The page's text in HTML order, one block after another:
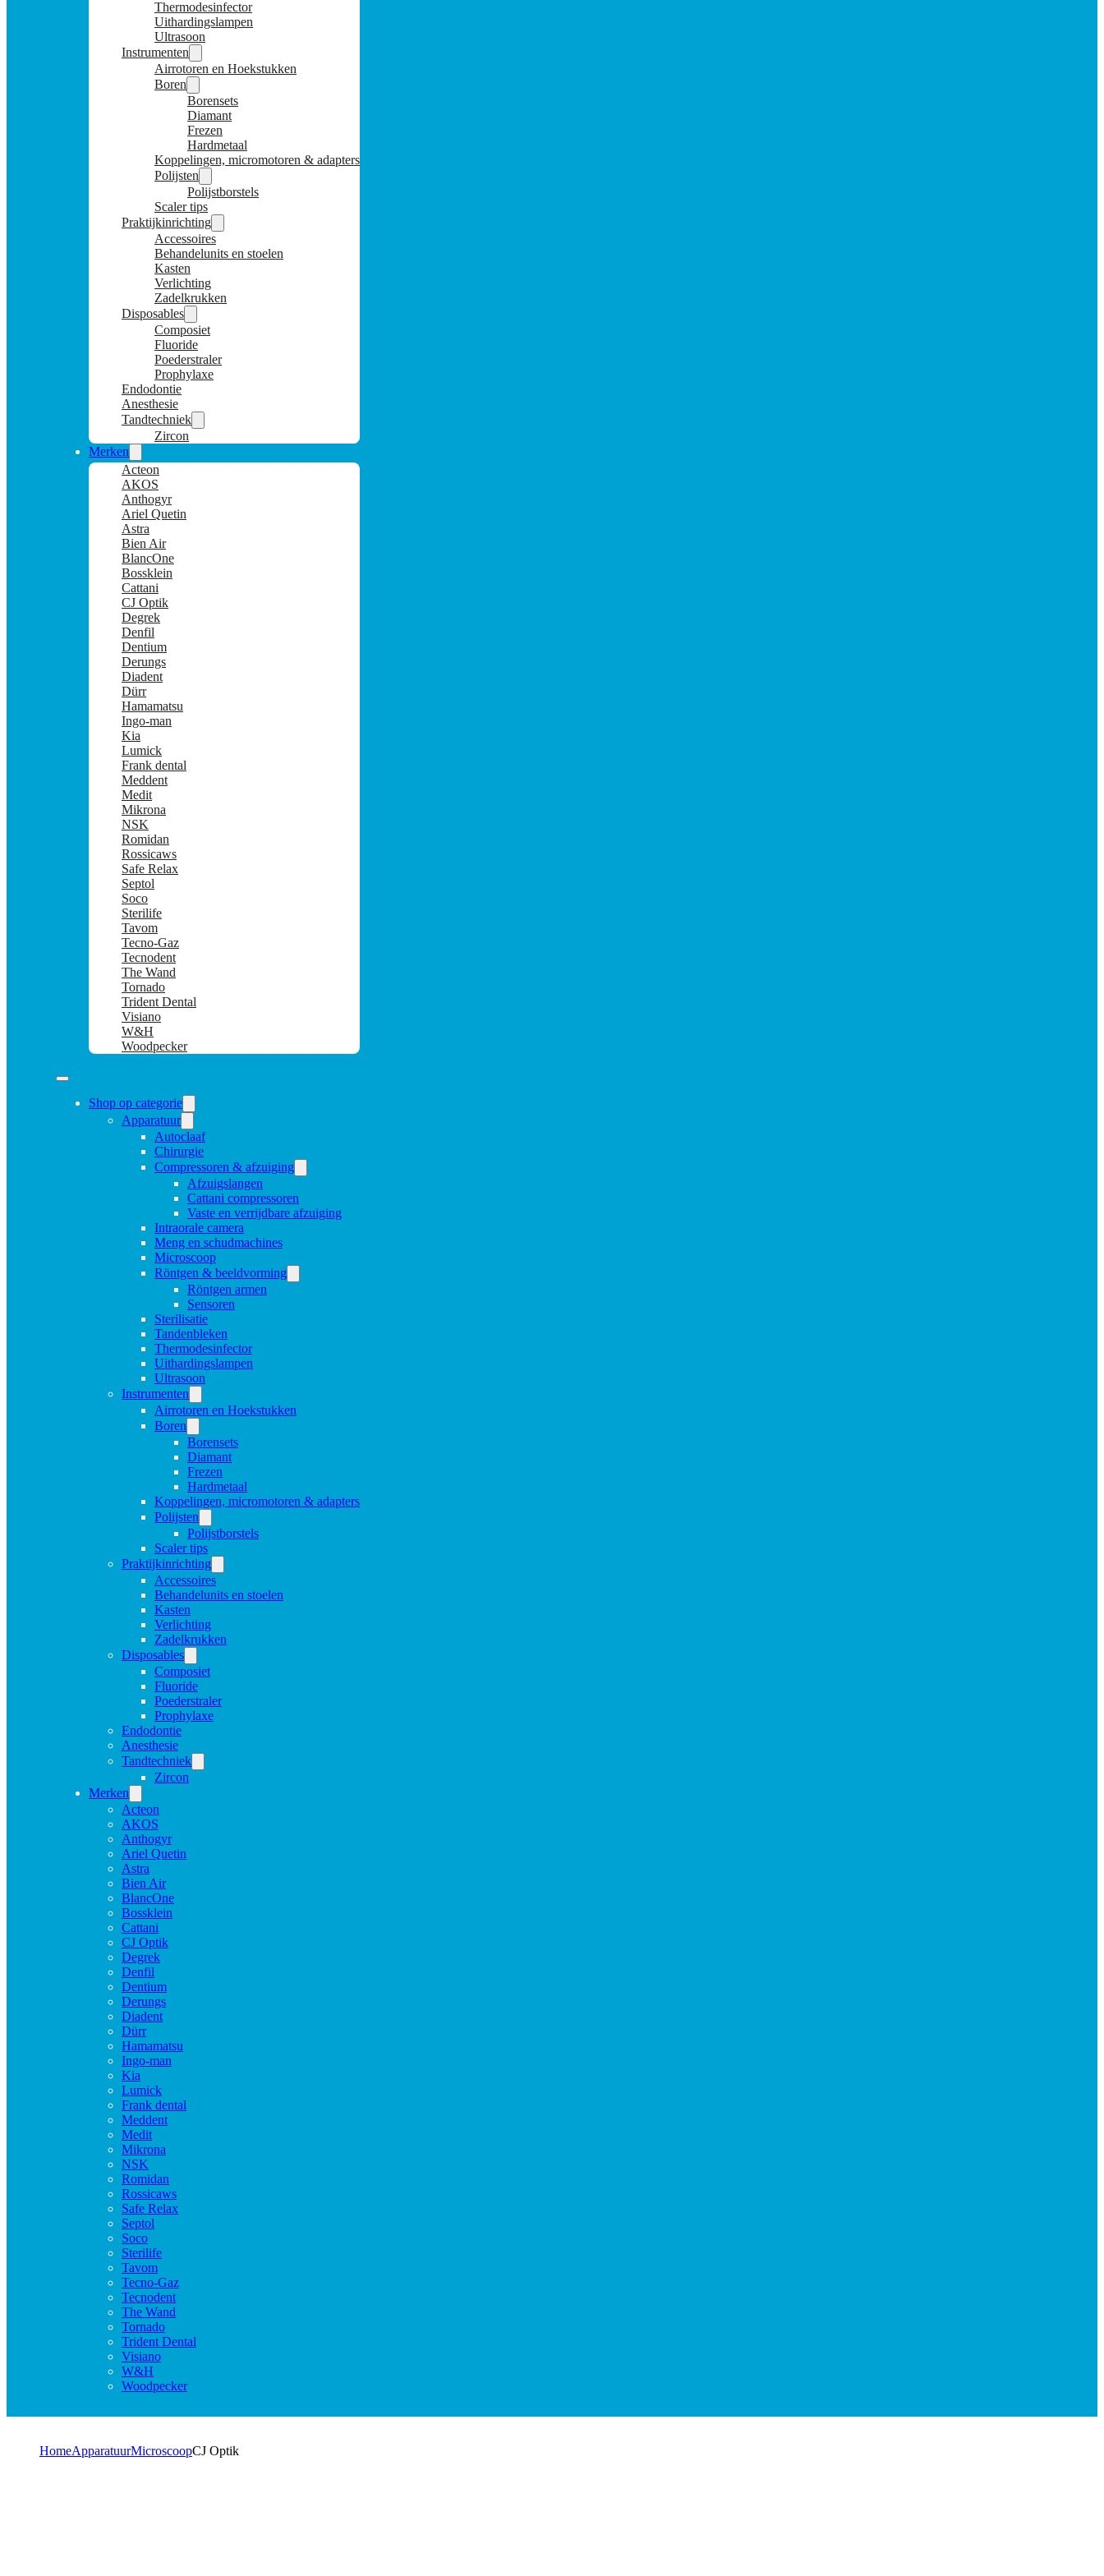
Thermodesinfector
Uithardingslampen
Ultrasoon
Instrumenten
Airrotoren en Hoekstukken
Boren
Borensets
Diamant
Frezen
Hardmetaal
Koppelingen, micromotoren & adapters
Polijsten
Polijstborstels
Scaler tips
Praktijkinrichting
Accessoires
Behandelunits en stoelen
Kasten
Verlichting
Zadelkrukken
Disposables
Composiet
Fluoride
Poederstraler
Prophylaxe
Endodontie
Anesthesie
Tandtechniek
Zircon
Merken
Acteon
AKOS
Anthogyr
Ariel Quetin
Astra
Bien Air
BlancOne
Bossklein
Cattani
CJ Optik
Degrek
Denfil
Dentium
Derungs
Diadent
Dürr
Hamamatsu
Ingo-man
Kia
Lumick
Frank dental
Meddent
Medit
Mikrona
NSK
Romidan
Rossicaws
Safe Relax
Septol
Soco
Sterilife
Tavom
Tecno-Gaz
Tecnodent
The Wand
Tornado
Trident Dental
Visiano
W&H
Woodpecker
Shop op categorie
Apparatuur
Autoclaaf
Chirurgie
Compressoren & afzuiging
Afzuigslangen
Cattani compressoren
Vaste en verrijdbare afzuiging
Intraorale camera
Meng en schudmachines
Microscoop
Röntgen & beeldvorming
Röntgen armen
Sensoren
Sterilisatie
Tandenbleken
Thermodesinfector
Uithardingslampen
Ultrasoon
Instrumenten
Airrotoren en Hoekstukken
Boren
Borensets
Diamant
Frezen
Hardmetaal
Koppelingen, micromotoren & adapters
Polijsten
Polijstborstels
Scaler tips
Praktijkinrichting
Accessoires
Behandelunits en stoelen
Kasten
Verlichting
Zadelkrukken
Disposables
Composiet
Fluoride
Poederstraler
Prophylaxe
Endodontie
Anesthesie
Tandtechniek
Zircon
Merken
Acteon
AKOS
Anthogyr
Ariel Quetin
Astra
Bien Air
BlancOne
Bossklein
Cattani
CJ Optik
Degrek
Denfil
Dentium
Derungs
Diadent
Dürr
Hamamatsu
Ingo-man
Kia
Lumick
Frank dental
Meddent
Medit
Mikrona
NSK
Romidan
Rossicaws
Safe Relax
Septol
Soco
Sterilife
Tavom
Tecno-Gaz
Tecnodent
The Wand
Tornado
Trident Dental
Visiano
W&H
Woodpecker
HomeApparatuurMicroscoopCJ Optik